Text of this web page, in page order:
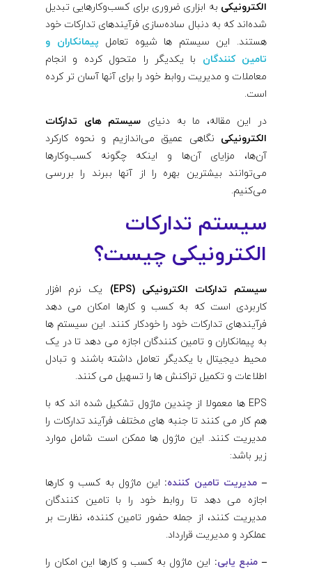
الکترونیکی به ابزاری ضروری برای کسب‌وکارهایی تبدیل
شده‌اند که به دنبال ساده‌سازی فرآیندهای تدارکات خود
هستند. این سیستم ها شیوه تعامل پیمانکاران و
تامین کنندگان با یکدیگر را متحول کرده و انجام
معاملات و مدیریت روابط خود را برای آنها آسان تر کرده
است.
در این مقاله، ما به دنیای سیستم‌ های تدارکات
الکترونیکی نگاهی عمیق می‌اندازیم و نحوه کارکرد
آن‌ها، مزایای آن‌ها و اینکه چگونه کسب‌وکارها
می‌توانند بیشترین بهره را از آنها ببرند را بررسی
می‌کنیم.
سیستم تدارکات
الکترونیکی چیست؟
سیستم تدارکات الکترونیکی (EPS)
یک نرم افزار
کاربردی است که به کسب و کارها امکان می دهد
فرآیندهای تدارکات خود را خودکار کنند. این سیستم ها
به پیمانکاران و تامین کنندگان اجازه می دهد تا در یک
محیط دیجیتال با یکدیگر تعامل داشته باشند و تبادل
اطلاعات و تکمیل تراکنش ها را تسهیل می کنند.
EPS ها معمولا از چندین ماژول تشکیل شده اند که با
هم کار می کنند تا جنبه های مختلف فرآیند تدارکات را
مدیریت کنند. این ماژول ها ممکن است شامل موارد
زیر باشد:
– مدیریت تامین کننده: این ماژول به کسب و کارها
اجازه می دهد تا روابط خود را با تامین کنندگان
مدیریت کنند، از جمله حضور تامین کننده، نظارت بر
عملکرد و مدیریت قرارداد.
– منبع یابی: این ماژول به کسب و کارها این امکان را